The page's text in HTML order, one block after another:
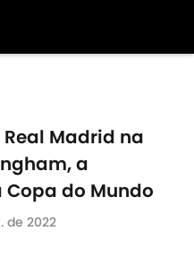
Madrid na
a
do Mundo
de 2022